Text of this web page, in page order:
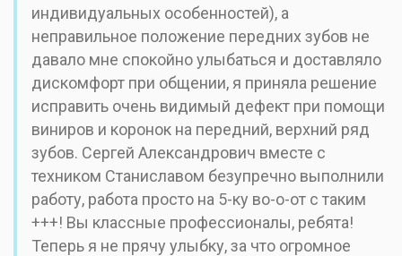
индивидуальных особенностей), а
неправильное положение передних зубов не
давало мне спокойно улыбаться и доставляло
дискомфорт при общении, я приняла решение
исправить очень видимый дефект при помощи
виниров и коронок на передний, верхний ряд
зубов. Сергей Александрович вместе с
техником Станиславом безупречно выполнили
работу, работа просто на 5-ку во-о-от с таким
+++! Вы классные профессионалы, ребята!
Теперь я не прячу улыбку, за что огромное